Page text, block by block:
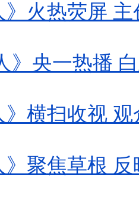
》火热荧屏
》央一热播
》横扫收视
》聚焦草根